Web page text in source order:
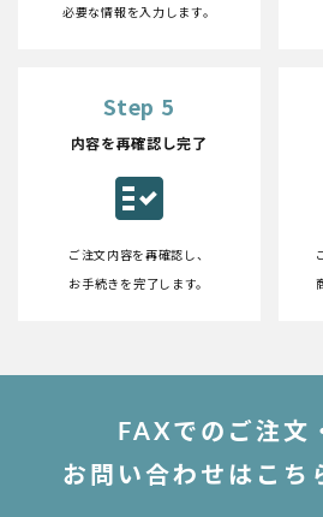
必要な情報を入力します。
Step 5
内容を再確認し完了
fact_check
ご注文内容を再確認し、
お手続きを完了します。
FAXでのご注文
お問い合わせはこち